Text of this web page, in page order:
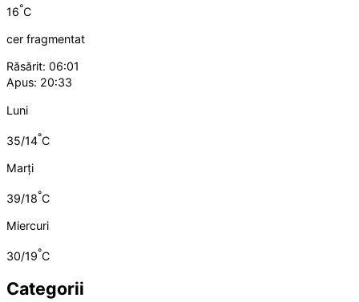
16°C
cer fragmentat
Răsărit: 06:01
Apus: 20:33
Luni
35/14°C
Marți
39/18°C
Miercuri
30/19°C
Categorii